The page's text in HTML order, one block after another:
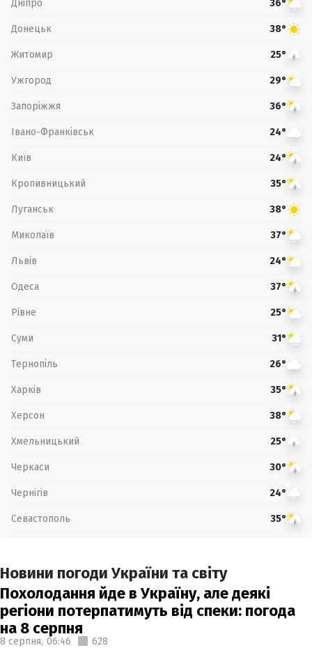
Дніпро 36°
Донецьк 38°
Житомир 25°
Ужгород 29°
Запоріжжя 36°
Івано-Франківськ 24°
Київ 24°
Кропивницький 35°
Луганськ 38°
Миколаїв 37°
Львів 24°
Одеса 37°
Рівне 25°
Суми 31°
Тернопіль 26°
Харків 35°
Херсон 38°
Хмельницький 25°
Черкаси 30°
Чернігів 24°
Севастополь 35°
Новини погоди України та світу
Похолодання йде в Україну, але деякі
регіони потерпатимуть від спеки: погода
на 8 серпня
8 серпня, 06:46 628